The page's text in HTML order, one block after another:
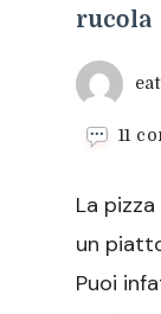
rucola
11
La
un
Puoi